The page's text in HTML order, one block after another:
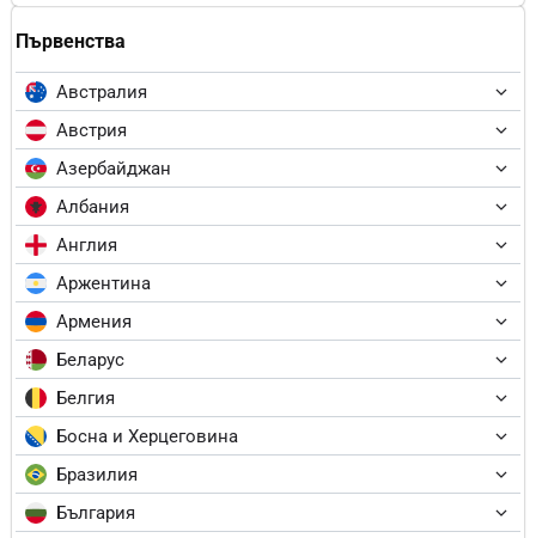
Първенства
Австралия
Австрия
Азербайджан
Албания
Англия
Аржентина
Армения
Беларус
Белгия
Босна и Херцеговина
Бразилия
България